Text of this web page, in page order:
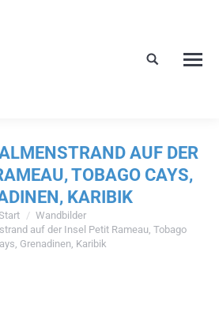
AUF DER
TOBAGO CAYS,
KARIBIK
Wandbilder
auf der Insel Petit Rameau, Tobago
Grenadinen, Karibik